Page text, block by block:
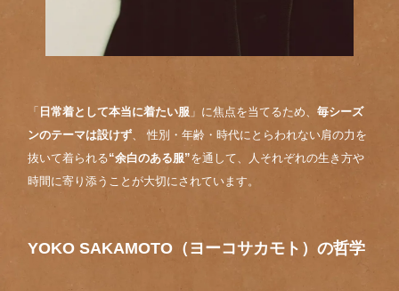
「 日常着として本当に着たい服 」に焦点を当てるため、毎シーズ
ンのテーマは設けず、 性別・年齢・時代にとらわれない肩の力を
抜いて着られる“余白のある服”を通して、人それぞれの生き方や
時間に寄り添うことが大切にされています。
YOKO SAKAMOTO（ヨーコサカモト）の哲学